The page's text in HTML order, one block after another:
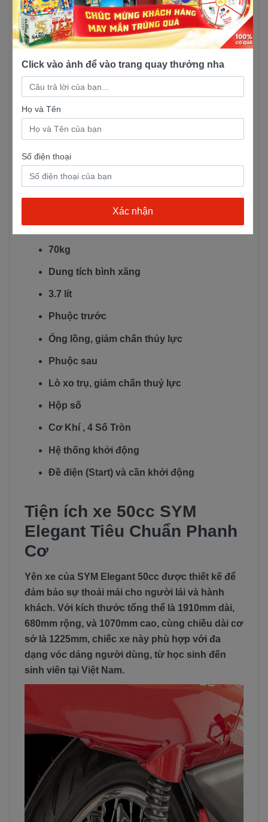
Xăng, 4 kỳ, xy-lanh, làm mát bằng không
khí
Phanh
Phanh cơ/Phanh cơ
Có Săm
Tốc độ tối đa
50 km/h
Dài x Rộng x Cao
1.715 mm x 696 mm x 1.052 mm
Trọng lượng bản thân
70kg
Dung tích bình xăng
3.7 lít
Phuộc trước
Ống lồng, giảm chấn thủy lực
Phuộc sau
Lò xo trụ, giảm chấn thuỷ lực
Hộp số
Cơ Khí , 4 Số Tròn
Hệ thống khởi động
Đề điện (Start) và cần khởi động
Tiện ích xe 50cc SYM
Elegant Tiêu Chuẩn Phanh
Cơ
Yên xe của SYM Elegant 50cc được thiết kế để
đảm bảo sự thoải mái cho người lái và hành
khách. Với kích thước tổng thể là 1910mm dài,
680mm rộng, và 1070mm cao, cùng chiều dài cơ
sở là 1225mm, chiếc xe này phù hợp với đa
dạng vóc dáng người dùng, từ học sinh đến
sinh viên tại Việt Nam.
Click vào ảnh để vào trang quay thưởng nha
Họ và Tên
Số điện thoại